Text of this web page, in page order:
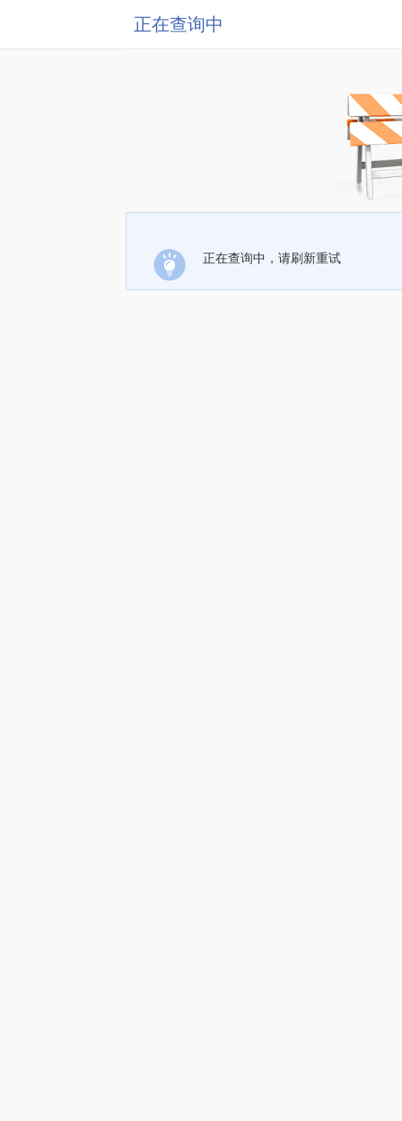
正在查询中
正在查询中，请刷新重试